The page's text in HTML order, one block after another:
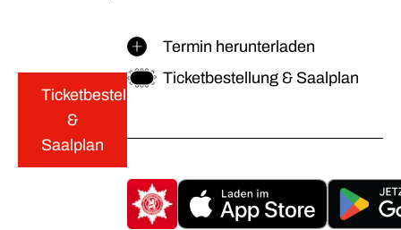
Ticketbestellung
&
Saalplan
Termin herunterladen
Ticketbestellung & Saalplan